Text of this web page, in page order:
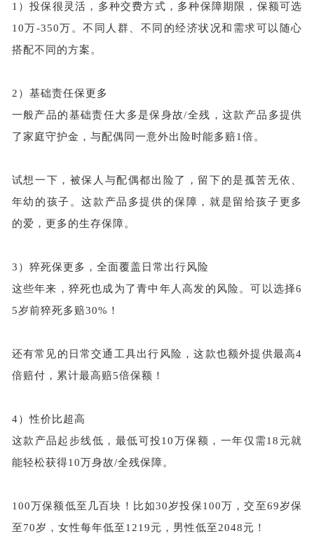
1）投保很灵活，多种交费方式，多种保障期限，保额可选
10万-350万。不同人群、不同的经济状况和需求可以随心
搭配不同的方案。
2） 基础责任保更多
一般产品的基础责任大多是保身故/全残，这款产品多提供
了家庭守护金，与配偶同一意外出险时能多赔1倍。
试想一下，被保人与配偶都出险了，留下的是孤苦无依、
年幼的孩子。这款产品多提供的保障，就是留给孩子更多
的爱，更多的生存保障。
3） 猝死保更多，全面覆盖日常出行风险
这些年来，猝死也成为了青中年人高发的风险。可以选择6
5岁前猝死多赔30%！
还有常见的日常交通工具出行风险，这款也额外提供最高4
倍赔付，累计最高赔5倍保额！
4）性价比超高
这款产品起步线低，最低可投10万保额，一年仅需18元就
能轻松获得10万身故/全残保障。
100万保额低至几百块！比如30岁投保100万，交至69岁保
至70岁 ，女性每年低至1219元，男性低至2048元！